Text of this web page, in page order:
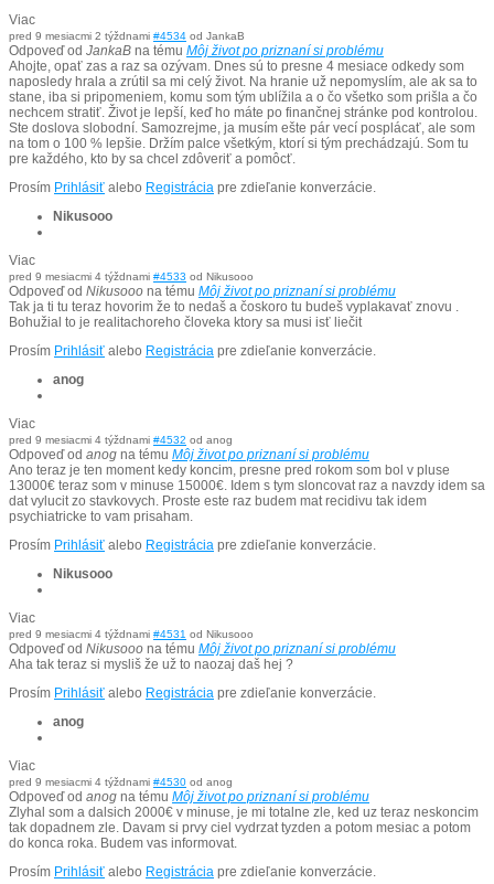
Viac
pred 9 mesiacmi 2 týždnami #4534 od JankaB
Odpoveď od JankaB na tému Môj život po priznaní si problému
Ahojte, opať zas a raz sa ozývam. Dnes sú to presne 4 mesiace odkedy som
naposledy hrala a zrútil sa mi celý život. Na hranie už nepomyslím, ale ak sa to
stane, iba si pripomeniem, komu som tým ublížila a o čo všetko som prišla a čo
nechcem stratiť. Život je lepší, keď ho máte po finančnej stránke pod kontrolou.
Ste doslova slobodní. Samozrejme, ja musím ešte pár vecí posplácať, ale som
na tom o 100 % lepšie. Držím palce všetkým, ktorí si tým prechádzajú. Som tu
pre každého, kto by sa chcel zdôveriť a pomôcť.
Prosím Prihlásiť alebo Registrácia pre zdieľanie konverzácie.
Nikusooo
Viac
pred 9 mesiacmi 4 týždnami #4533 od Nikusooo
Odpoveď od Nikusooo na tému Môj život po priznaní si problému
Tak ja ti tu teraz hovorim že to nedaš a čoskoro tu budeš vyplakavať znovu .
Bohužial to je realitachoreho človeka ktory sa musi isť liečit
Prosím Prihlásiť alebo Registrácia pre zdieľanie konverzácie.
anog
Viac
pred 9 mesiacmi 4 týždnami #4532 od anog
Odpoveď od anog na tému Môj život po priznaní si problému
Ano teraz je ten moment kedy koncim, presne pred rokom som bol v pluse
13000€ teraz som v minuse 15000€. Idem s tym sloncovat raz a navzdy idem sa
dat vylucit zo stavkovych. Proste este raz budem mat recidivu tak idem
psychiatricke to vam prisaham.
Prosím Prihlásiť alebo Registrácia pre zdieľanie konverzácie.
Nikusooo
Viac
pred 9 mesiacmi 4 týždnami #4531 od Nikusooo
Odpoveď od Nikusooo na tému Môj život po priznaní si problému
Aha tak teraz si mysliš že už to naozaj daš hej ?
Prosím Prihlásiť alebo Registrácia pre zdieľanie konverzácie.
anog
Viac
pred 9 mesiacmi 4 týždnami #4530 od anog
Odpoveď od anog na tému Môj život po priznaní si problému
Zlyhal som a dalsich 2000€ v minuse, je mi totalne zle, ked uz teraz neskoncim
tak dopadnem zle. Davam si prvy ciel vydrzat tyzden a potom mesiac a potom
do konca roka. Budem vas informovat.
Prosím Prihlásiť alebo Registrácia pre zdieľanie konverzácie.